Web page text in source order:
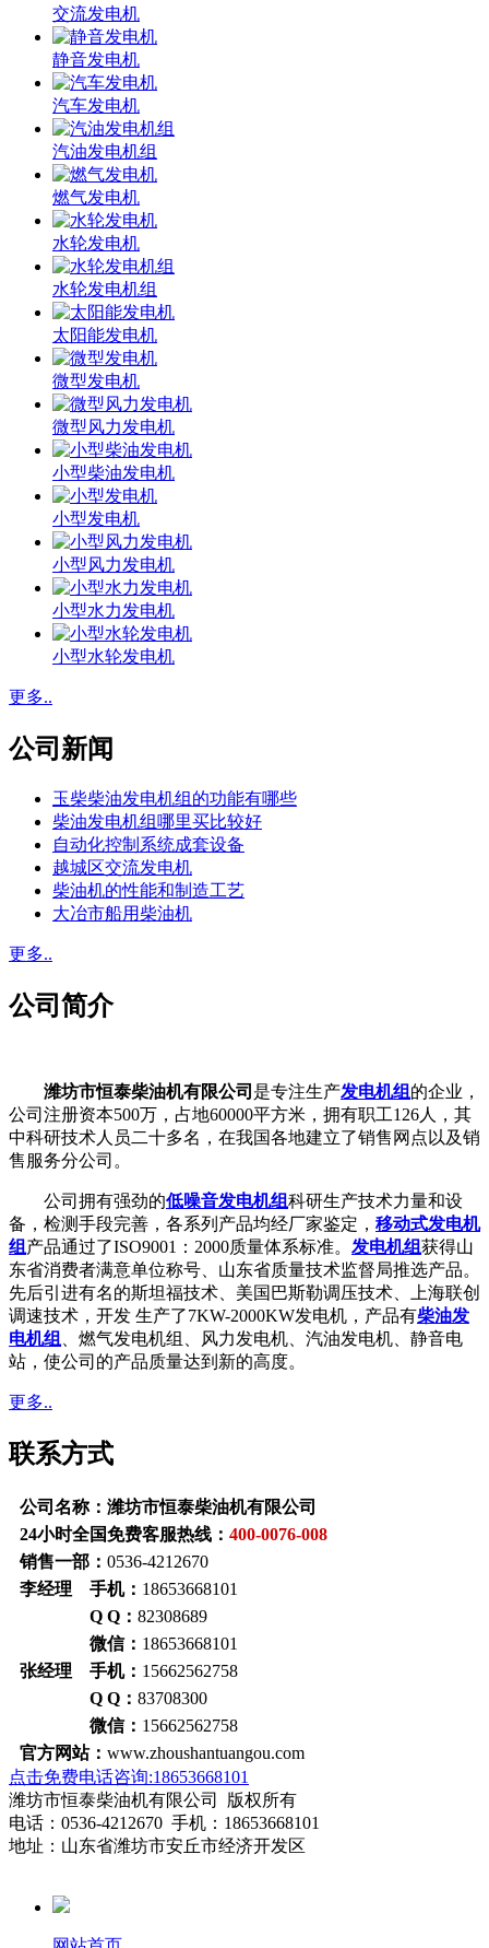
交流发电机
静音发电机
汽车发电机
汽油发电机组
燃气发电机
水轮发电机
水轮发电机组
太阳能发电机
微型发电机
微型风力发电机
小型柴油发电机
小型发电机
小型风力发电机
小型水力发电机
小型水轮发电机
更多..
公司新闻
玉柴柴油发电机组的功能有哪些
柴油发电机组哪里买比较好
自动化控制系统成套设备
越城区交流发电机
柴油机的性能和制造工艺
大冶市船用柴油机
更多..
公司简介
潍坊市恒泰柴油机有限公司 是专注生产发电机组的企业，
公司注册资本500万，占地60000平方米，拥有职工126人，其
中科研技术人员二十多名，在我国各地建立了销售网点以及销
售服务分公司。
公司拥有强劲的低噪音发电机组科研生产技术力量和设
备，检测手段完善，各系列产品均经厂家鉴定， 移动式发电机
组产品通过了ISO9001：2000质量体系标准。 发电机组获得山
东省消费者满意单位称号、山东省质量技术监督局推选产品。
先后引进有名的斯坦福技术、美国巴斯勒调压技术、上海联创
调速技术，开发 生产了7KW-2000KW发电机，产品有柴油发
电机组、燃气发电机组、风力发电机、汽油发电机、静音电
站，使公司的产品质量达到新的高度。
更多..
联系方式
公司名称：潍坊市恒泰柴油机有限公司
24小时全国免费客服热线： 400-0076-008
销售一部： 0536-4212670
李经理 手机： 18653668101
Q Q： 82308689
微信： 18653668101
张经理 手机： 15662562758
Q Q： 83708300
微信： 15662562758
官方网站： www.zhoushantuangou.com
点击免费电话咨询:18653668101
潍坊市恒泰柴油机有限公司 版权所有
电话：0536-4212670 手机：18653668101
地址：山东省潍坊市安丘市经济开发区